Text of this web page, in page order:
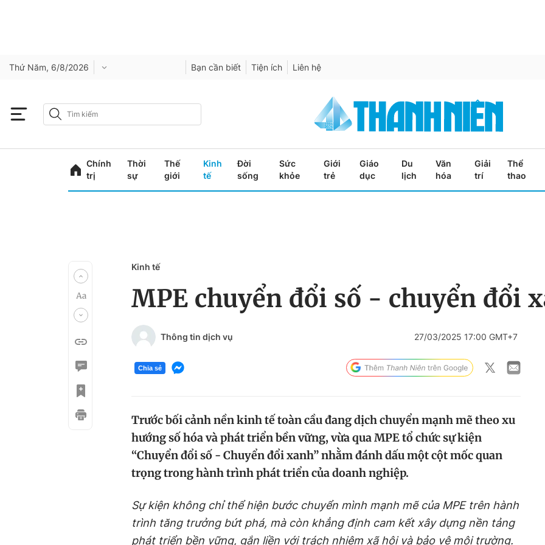
Thứ Năm, 6/8/2026 Bạn cần biết Tiện ích Liên hệ
Chính
trị
Thời
sự
Thế
giới
Kinh
tế
Đời
sống
Sức
khỏe
Giới
trẻ
Giáo
dục
Du
lịch
Văn
hóa
Giải
trí
Thể
thao
Kinh tế
MPE chuyển đổi số - chuyển đổi
Thông tin dịch vụ 27/03/2025 17:00 GMT+7
Chia sẻ
Trước bối cảnh nền kinh tế toàn cầu đang dịch chuyển mạnh mẽ theo xu
hướng số hóa và phát triển bền vững, vừa qua MPE tổ chức sự kiện
“Chuyển đổi số - Chuyển đổi xanh” nhằm đánh dấu một cột mốc quan
trọng trong hành trình phát triển của doanh nghiệp.
Sự kiện không chỉ thể hiện bước chuyển mình mạnh mẽ của MPE trên hành
trình tăng trưởng bứt phá, mà còn khẳng định cam kết xây dựng nền tảng
phát triển bền vững, gắn liền với trách nhiệm xã hội và bảo vệ môi trường.